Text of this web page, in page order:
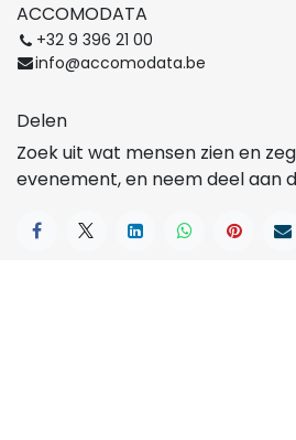
ACCOMODATA
+32 9 396 21 00
info@accomodata.be
Delen
Zoek uit wat mensen zien en
evenement, en neem deel aan